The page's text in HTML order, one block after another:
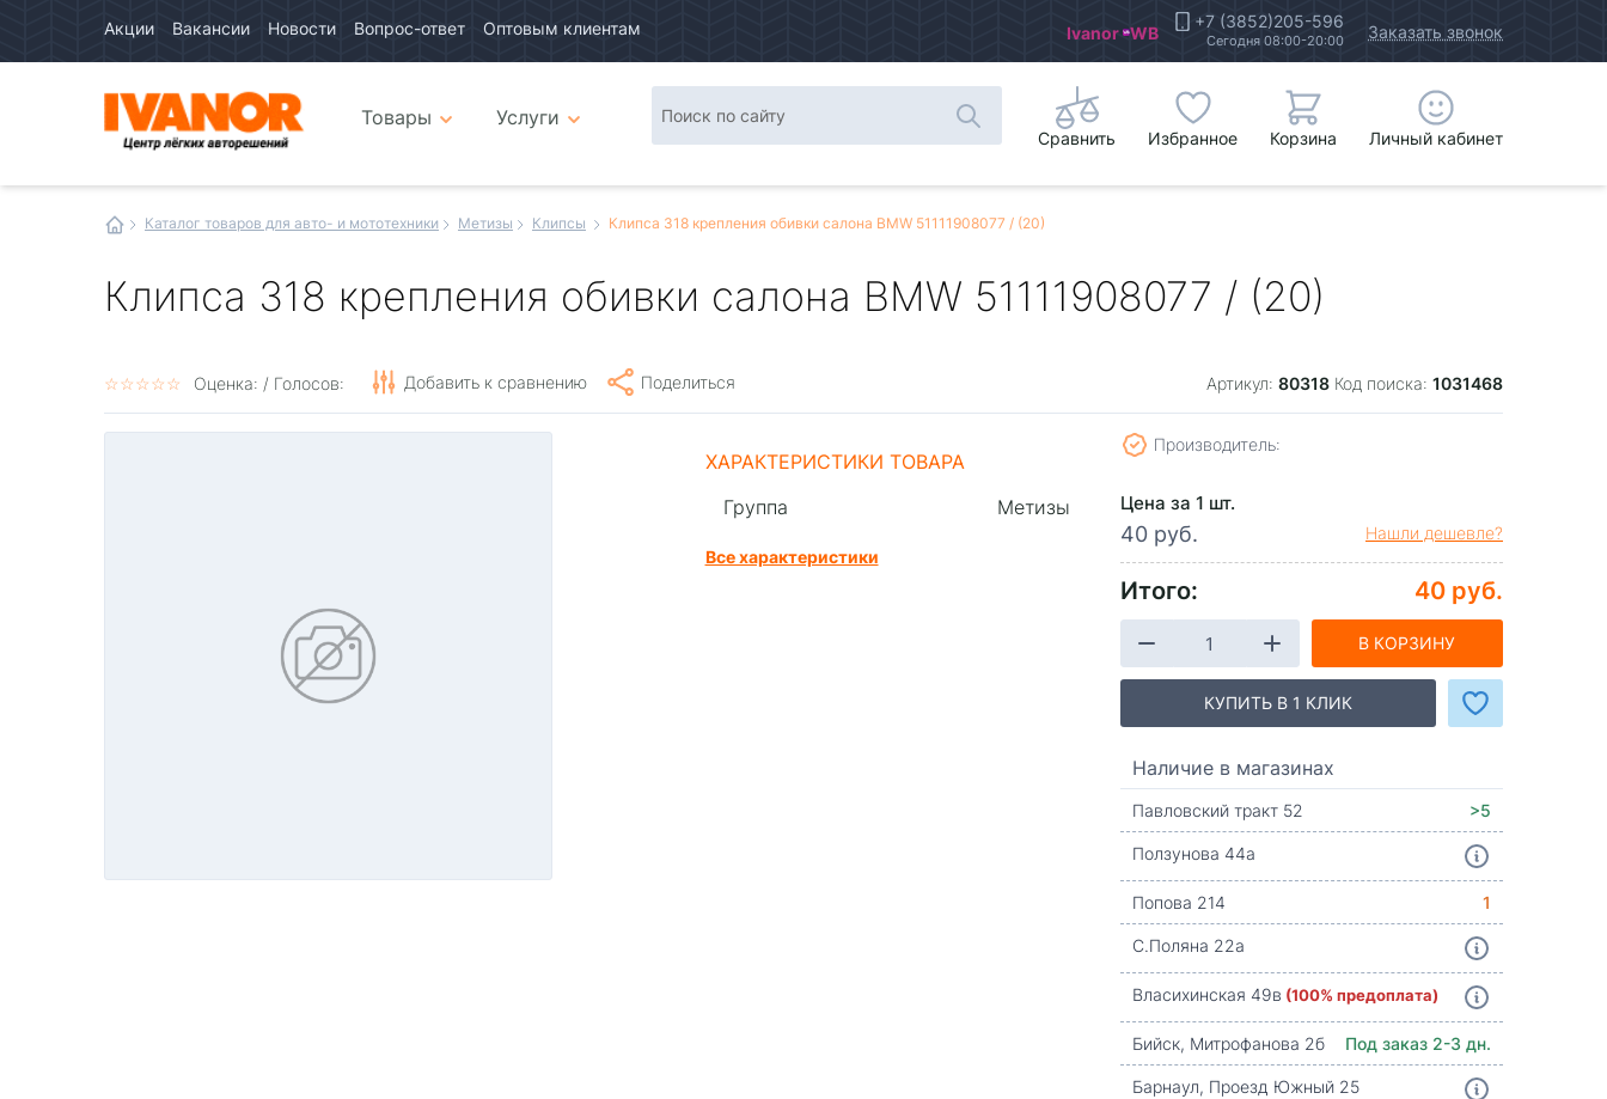
Акции Вакансии Новости Вопрос-ответ Оптовым клиентам Ivanor WB +7 (3852)205-596
Сегодня 08:00-20:00 Заказать звонок
интернетТовары
Услуги
Сравнить Избранное Корзина Личный кабинет
Каталог товаров для авто- и мототехники Метизы Клипсы Клипса 318 крепления обивки салона BMW 51111908077 / (20)
Клипса 318 крепления обивки салона BMW 51111908077 / (20)
☆☆☆☆☆
★★★★★ Оценка: / Голосов: Добавить к сравнению Поделиться Артикул: 80318 Код поиска: 1031468
ХАРАКТЕРИСТИКИ ТОВАРА
Группа
Метизы
Все характеристики
Производитель:
Цена за 1 шт.
40 руб. Нашли дешевле?
Итого: 40 руб.
В КОРЗИНУ
КУПИТЬ В 1 КЛИК
Наличие в магазинах
Павловский тракт 52
>5
Ползунова 44а
Попова 214
1
С.Поляна 22а
Власихинская 49в (100% предоплата)
Бийск, Митрофанова 2б
Под заказ 2-3 дн.
Барнаул, Проезд Южный 25